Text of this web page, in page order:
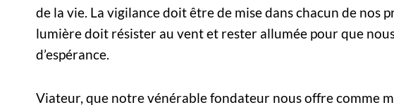
de la vie. La vigilance doit être de mise dans chacun de nos
lumière doit résister au vent et rester allumée pour que
d’espérance.
Viateur, que notre vénérable fondateur nous offre comme